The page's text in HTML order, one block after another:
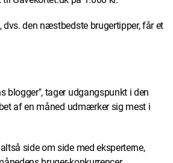
dvs. den næstbedste brugertipper, får et
blogger", tager udgangspunkt i den
af en måned udmærker sig mest i
side om side med eksperterne,